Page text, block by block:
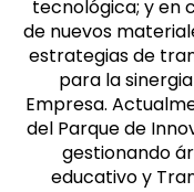
tecnológica; y en
de nuevos
estrategias de
para la
Empresa.
del Parque de
gestionando
educativo y